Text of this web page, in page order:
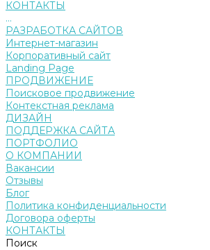
КОНТАКТЫ
...
РАЗРАБОТКА САЙТОВ
Интернет-магазин
Корпоративный сайт
Landing Page
ПРОДВИЖЕНИЕ
Поисковое продвижение
Контекстная реклама
ДИЗАЙН
ПОДДЕРЖКА САЙТА
ПОРТФОЛИО
О КОМПАНИИ
Вакансии
Отзывы
Блог
Политика конфиденциальности
Договора оферты
КОНТАКТЫ
Поиск